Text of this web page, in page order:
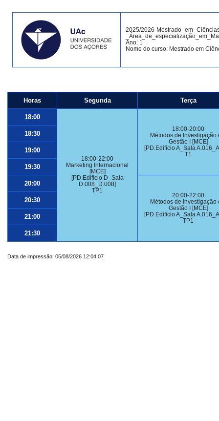
2025/2026-
Ano: 1
Nome do curso: Mestrado em
Horas Segunda Terça
18:00
18:00-22:00
Marketing Internacional
[MCE]
[PD.Edifício D_Sala
D.008_D.008]
TP1
18:00-20:00
Métodos de Investigação
Gestão I [MCE]
[PD.Edifício A_Sala
T1
18:30
19:00
19:30
20:00
20:00-22:00
Métodos de Investigação
Gestão I [MCE]
[PD.Edifício A_Sala
TP1
20:30
21:00
21:30
Data de impressão: 05/08/2026 12:04:07